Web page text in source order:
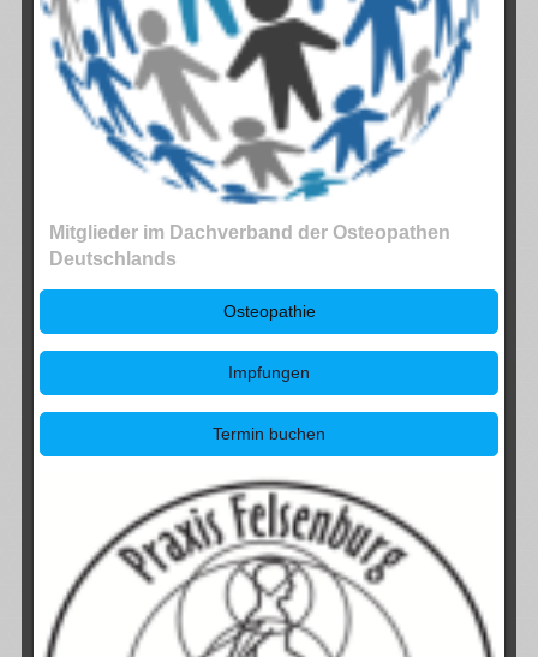
Mitglieder im Dachverband der Osteopathen
Deutschlands
Osteopathie
Impfungen
Termin buchen